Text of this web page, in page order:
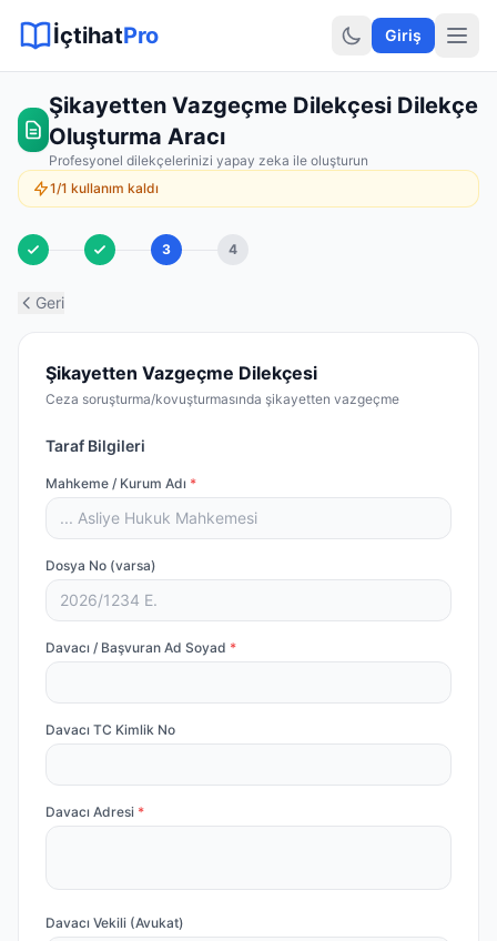
Hukuki Araçlar
İçtihatPro Giriş
Şikayetten Vazgeçme Dilekçesi Dilekçe
Oluşturma Aracı
Profesyonel dilekçelerinizi yapay zeka ile oluşturun
1/1 kullanım kaldı
3 4
Geri
Şikayetten Vazgeçme Dilekçesi
Ceza soruşturma/kovuşturmasında şikayetten vazgeçme
Taraf Bilgileri
Mahkeme / Kurum Adı *
Dosya No (varsa)
Davacı / Başvuran Ad Soyad *
Davacı TC Kimlik No
Davacı Adresi *
Davacı Vekili (Avukat)